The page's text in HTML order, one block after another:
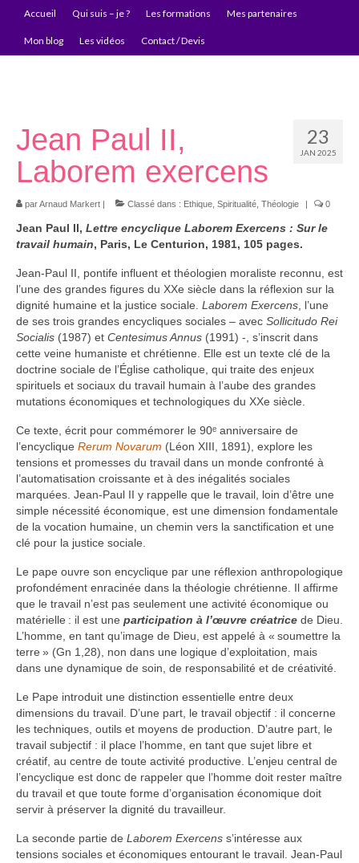
Accueil Qui suis – je ? Les formations Mes partenaires
Mon blog Les vidéos Contact / Devis
23
JAN 2025
Jean Paul II,
Laborem exercens
parArnaud Markert | Classé dans : Ethique Spiritualité Théologie | 0
Jean Paul II, Lettre encyclique Laborem Exercens : Sur le
travail humain, Paris, Le Centurion, 1981, 105 pages.
Jean-Paul II, pontife influent et théologien moraliste reconnu, est
l’une des grandes figures du XXe siècle dans la réflexion sur la
dignité humaine et la justice sociale. Laborem Exercens , l’une
de ses trois grandes encycliques sociales – avec Sollicitudo Rei
Socialis (1987) et Centesimus Annus (1991) -, s’inscrit dans
cette veine humaniste et chrétienne. Elle est un texte clé de la
doctrine sociale de l’Église catholique, qui traite des enjeux
spirituels et sociaux du travail humain à l’aube des grandes
mutations économiques et technologiques du XXe siècle.
Ce texte, écrit pour commémorer le 90ᵉ anniversaire de
l’encyclique Rerum Novarum (Léon XIII, 1891), explore les
tensions et promesses du travail dans un monde confronté à
l’automatisation croissante et à des inégalités sociales
marquées. Jean-Paul II y rappelle que le travail, loin d’être une
simple nécessité économique, est une dimension fondamentale
de la vocation humaine, un chemin vers la sanctification et une
clé pour la justice sociale.
Le pape ouvre son encyclique par une réflexion anthropologique
profondément enracinée dans la théologie chrétienne. Il affirme
que le travail n’est pas seulement une activité économique ou
matérielle : il est une participation à l’œuvre créatrice de Dieu.
L’homme, en tant qu’image de Dieu, est appelé à « soumettre la
terre » (Gn 1,28), non dans une logique d’exploitation, mais
dans une dynamique de soin, de responsabilité et de créativité.
Le Pape introduit une distinction essentielle entre deux
dimensions du travail. D’une part, le travail objectif : il concerne
les techniques, outils et moyens de production. D’autre part, le
travail subjectif : il place l’homme, en tant que sujet libre et
créatif, au centre de toute activité productive. L’enjeu central de
l’encyclique est donc de rappeler que l’homme doit rester maître
du travail et que toute forme d’organisation économique doit
servir à préserver la dignité du travailleur.
La seconde partie de Laborem Exercens s’intéresse aux
tensions sociales et économiques entourant le travail. Jean-Paul